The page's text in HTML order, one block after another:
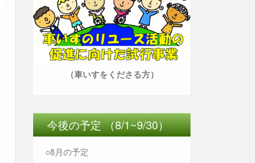
（車いすをくださる方）
今後の予定 （8/1~9/30）
○8月の予定